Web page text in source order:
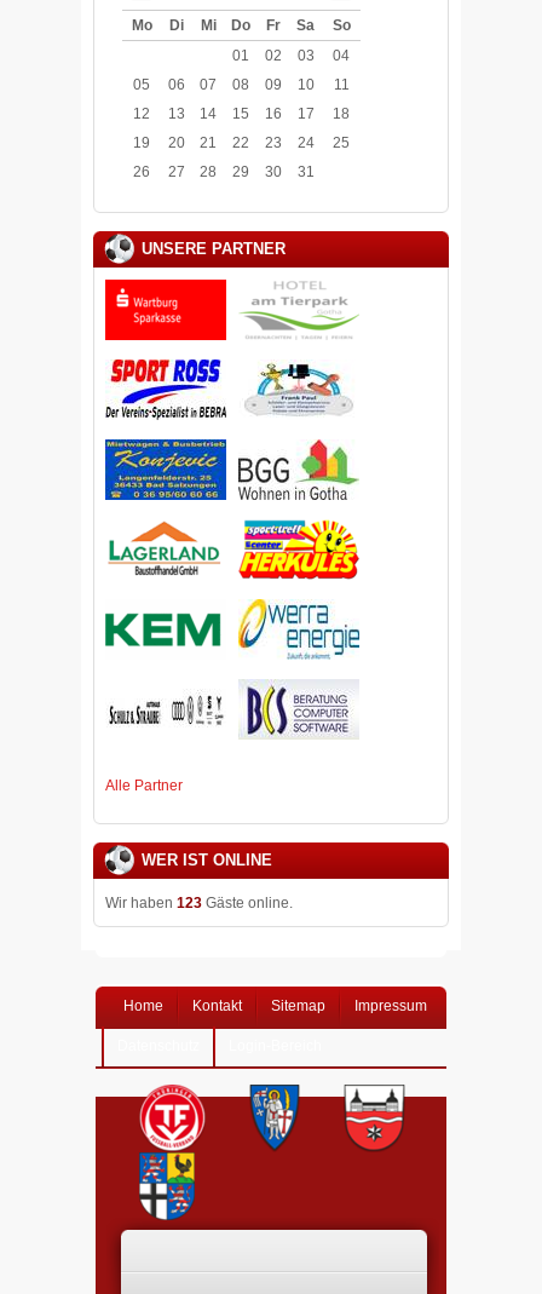
Mo Di Mi Do Fr Sa
So
01
02 03
04
05
06 07 08 09 10
11
12
13 14 15 16 17
18
19
20 21 22 23 24
25
26
27 28 29 30 31
UNSERE PARTNER
Alle Partner
WER IST ONLINE
Wir haben 123 Gäste online.
Home Kontakt Sitemap Impressum